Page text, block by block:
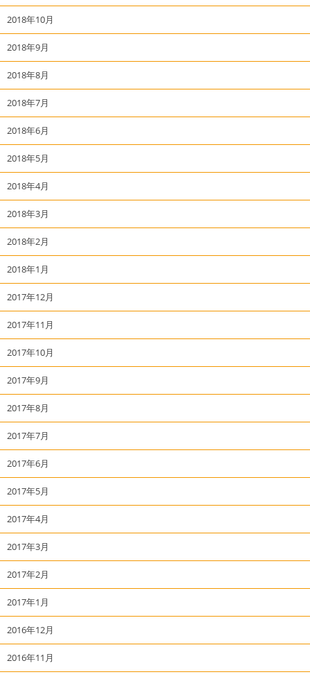
2018年10月
2018年9月
2018年8月
2018年7月
2018年6月
2018年5月
2018年4月
2018年3月
2018年2月
2018年1月
2017年12月
2017年11月
2017年10月
2017年9月
2017年8月
2017年7月
2017年6月
2017年5月
2017年4月
2017年3月
2017年2月
2017年1月
2016年12月
2016年11月